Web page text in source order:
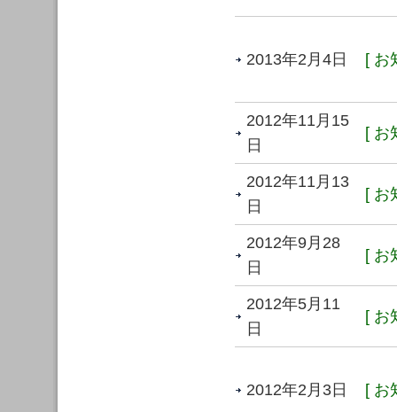
2013年2月4日 [ お
2012年11月15
日
[ お
2012年11月13
日
[ お
2012年9月28
日
[ お
2012年5月11
日
[ お
2012年2月3日 [ お